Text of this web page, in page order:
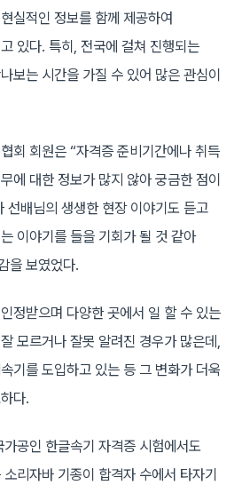
실적인 정보를 함께 제공하여
있다. 특히, 전국에 걸쳐 진행되는
보는 시간을 가질 수 있어 많은 관심이
회 회원은 “자격증 준비기간에나 취득
에 대한 정보가 많지 않아 궁금한 점이
선배님의 생생한 현장 이야기도 듣고
이야기를 들을 기회가 될 것 같아
을 보였었다.
정받으며 다양한 곳에서 일 할 수 있는
모르거나 잘못 알려진 경우가 많은데,
기를 도입하고 있는 등 그 변화가 더욱
다.
공인 한글속기 자격증 시험에서도
리자바 기종이 합격자 수에서 타자기